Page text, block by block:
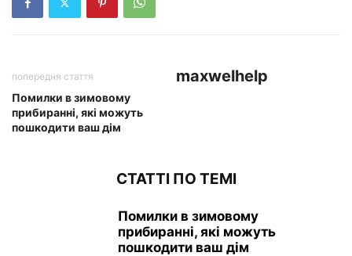
попередня стаття
Помилки в зимовому
прибиранні, які можуть
пошкодити ваш дім
maxwelhelp
СТАТТІ ПО ТЕМІ
Помилки в зимовому
прибиранні, які можуть
пошкодити ваш дім